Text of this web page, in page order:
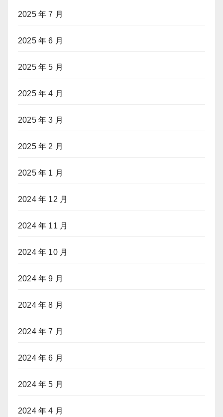
2025 年 7 月
2025 年 6 月
2025 年 5 月
2025 年 4 月
2025 年 3 月
2025 年 2 月
2025 年 1 月
2024 年 12 月
2024 年 11 月
2024 年 10 月
2024 年 9 月
2024 年 8 月
2024 年 7 月
2024 年 6 月
2024 年 5 月
2024 年 4 月